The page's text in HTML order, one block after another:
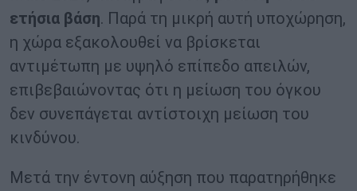
ετήσια βάση. Παρά τη μικρή αυτή υποχώρηση,
η χώρα εξακολουθεί να βρίσκεται
αντιμέτωπη με υψηλό επίπεδο απειλών,
επιβεβαιώνοντας ότι η μείωση του όγκου
δεν συνεπάγεται αντίστοιχη μείωση του
κινδύνου.
Μετά την έντονη αύξηση που παρατηρήθηκε